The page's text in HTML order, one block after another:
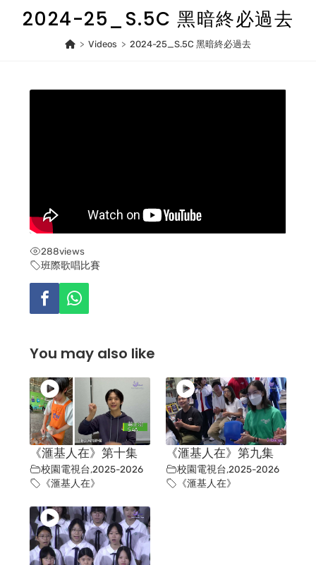
2024-25_S.5C 黑暗終必過去
> Videos > 2024-25_S.5C 黑暗終必過去
288views
班際歌唱比賽
You may also like
《滙基人在》第十集
校園電視台,2025-2026
《滙基人在》
《滙基人在》第九集
校園電視台,2025-2026
《滙基人在》